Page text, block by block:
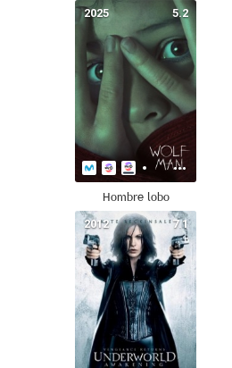
5.2
2025
Hombre lobo
7.1
2012